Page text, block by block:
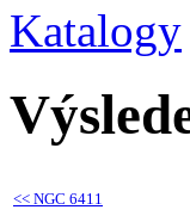
Katalogy
<< NGC 6411